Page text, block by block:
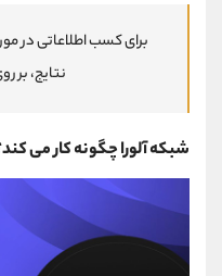
برای کسب اطلاعاتی در
نتایج، بر
شبکه آلورا چگونه کار می